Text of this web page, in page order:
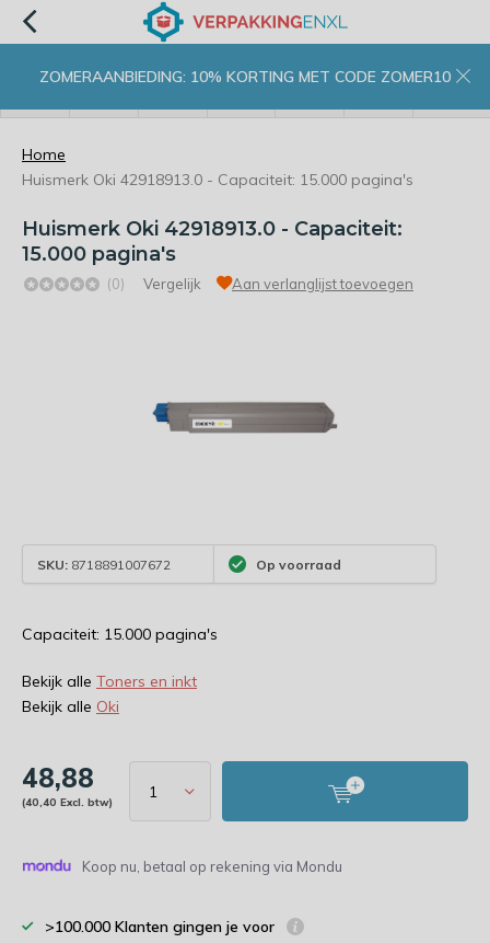
ZOMERAANBIEDING: 10% KORTING MET CODE ZOMER10
Home
Huismerk Oki 42918913.0 - Capaciteit: 15.000 pagina's
Huismerk Oki 42918913.0 - Capaciteit:
15.000 pagina's
(0) Vergelijk Aan verlanglijst toevoegen
SKU: 8718891007672 Op voorraad
Capaciteit: 15.000 pagina's
Bekijk alle Toners en inkt
Bekijk alle Oki
48,88
(40,40 Excl. btw)
Koop nu, betaal op rekening via Mondu
>100.000 Klanten gingen je voor